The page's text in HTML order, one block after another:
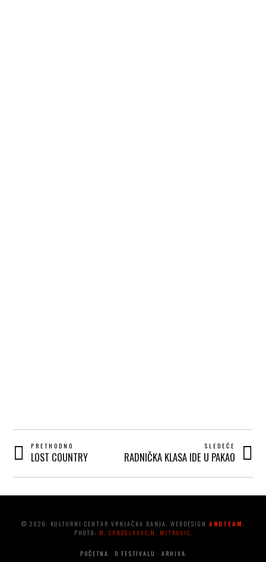
POST
NAVIGATION
PRETHODNO
Prethodni
LOST COUNTRY
SLEDEĆE
Next
RADNIČKA KLASA IDE U PAKAO
© 2026. KULTURNI CENTAR VRNJAČKA BANJA. WEBDESIGN ANDTEAM
PHOTO: M. CRNOGLAVAC M. MITROVIC
POČETNA O FESTIVALU ARHIVA